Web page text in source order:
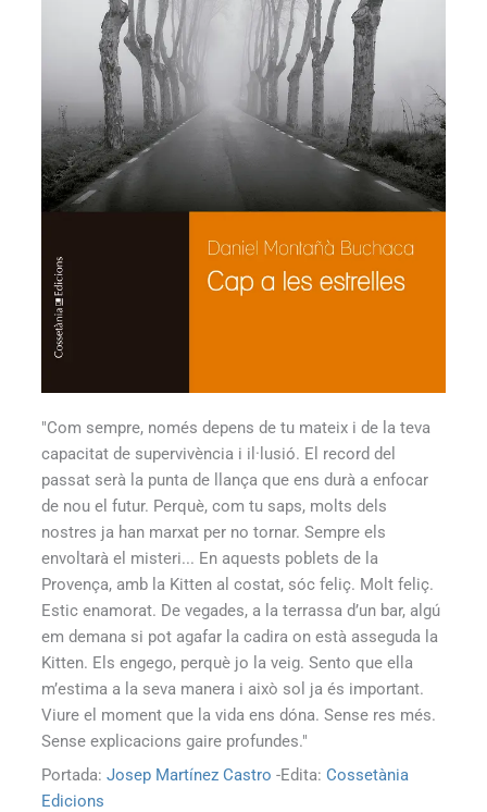
"Com sempre, només depens de tu mateix i de la teva
capacitat de supervivència i il·lusió. El record del
passat serà la punta de llança que ens durà a enfocar
de nou el futur. Perquè, com tu saps, molts dels
nostres ja han marxat per no tornar. Sempre els
envoltarà el misteri... En aquests poblets de la
Provença, amb la Kitten al costat, sóc feliç. Molt feliç.
Estic enamorat. De vegades, a la terrassa d’un bar, algú
em demana si pot agafar la cadira on està asseguda la
Kitten. Els engego, perquè jo la veig. Sento que ella
m’estima a la seva manera i això sol ja és important.
Viure el moment que la vida ens dóna. Sense res més.
Sense explicacions gaire profundes."
Portada: Josep Martínez Castro -Edita: Cossetània
Edicions